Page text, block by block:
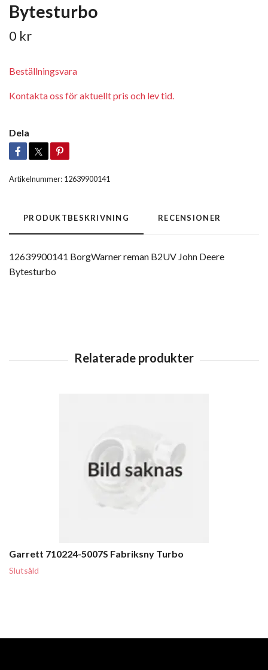
Bytesturbo
0 kr
Beställningsvara
Kontakta oss för aktuellt pris och lev tid.
Dela
Artikelnummer: 12639900141
PRODUKTBESKRIVNING RECENSIONER
12639900141 BorgWarner reman B2UV John Deere
Bytesturbo
Garrett 710224-5007S Fabriksny Turbo
Slutsåld